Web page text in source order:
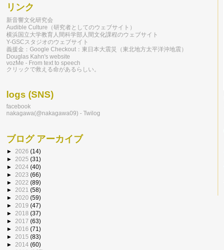
リンク
新音響文化研究会
Audible Culture（研究者としてのウェブサイト）
横浜国立大学教育人間科学部人間文化課程のウェブサイト
Y-GSCスタジオのウェブサイト
義援金：Google Checkout：東日本大震災（東北地方太平洋沖地震）
Douglas Kahn's website
vozMe - From text to speech
クリックで救える命があるらしい。
logs (SNS)
facebook
nakagawa(@nakagawa09) - Twilog
ブログ アーカイブ
► 2026 (14)
► 2025 (31)
► 2024 (40)
► 2023 (66)
► 2022 (89)
► 2021 (58)
► 2020 (59)
► 2019 (47)
► 2018 (37)
► 2017 (63)
► 2016 (71)
► 2015 (83)
► 2014 (60)